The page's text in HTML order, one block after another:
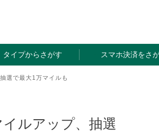
タイプからさがす スマホ決済をさ
選で最大1万マイルも
ルアップ、抽選